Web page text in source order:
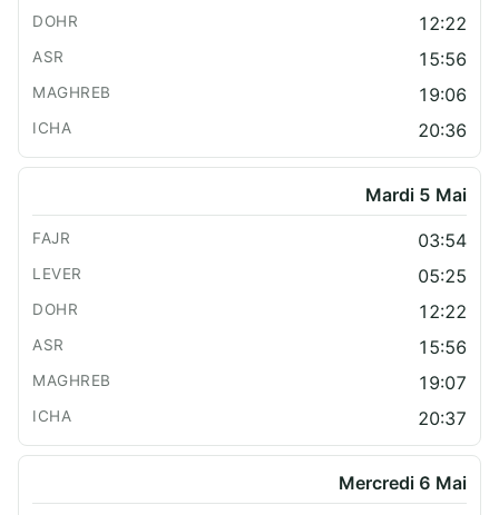
12:22
15:56
19:06
20:36
Mardi 5 Mai
03:54
05:25
12:22
15:56
19:07
20:37
Mercredi 6 Mai